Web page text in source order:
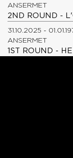
ANSERMET
2ND ROUND -
31.10.2025 -
ANSERMET
1ST ROUND -